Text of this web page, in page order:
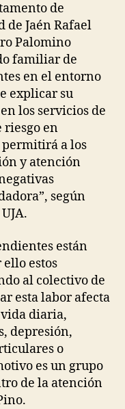
de
Jaén Rafael
Palomino
familiar de
en el entorno
explicar su
los servicios de
riesgo en
permitirá a los
y atención
según
están
estos
al colectivo de
esta labor afecta
diaria,
depresión,
o
es un grupo
de la atención